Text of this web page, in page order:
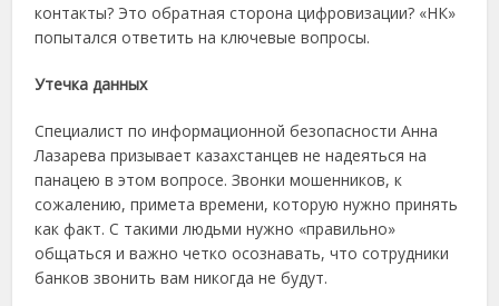
контакты? Это обратная сторона цифровизации? «НК»
попытался ответить на ключевые вопросы.
Утечка данных
Специалист по информационной безопасности Анна
Лазарева призывает казахстанцев не надеяться на
панацею в этом вопросе. Звонки мошенников, к
сожалению, примета времени, которую нужно принять
как факт. С такими людьми нужно «правильно»
общаться и важно четко осознавать, что сотрудники
банков звонить вам никогда не будут.